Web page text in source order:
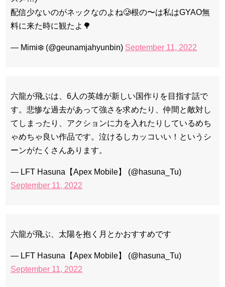
配信少ないのがネックなのよね🥲根の〜は私はGYAO無
料に来た時に観たよ🌳
— Mimi❄️ (@geunamjahyunbin) September 11, 2022
六龍が飛ぶは、6人の英雄が新しい国作りを目指す話で
す。悲惨な過去があって強さを求めたり、仲間と敵対し
てしまったり、アクションに力を入れたりしているめち
ゃめちゃ良い作品です。泣けるしカッコいい！というシ
ーンがたくさんあります。
— LFT Hasuna【Apex Mobile】 (@hasuna_Tu)
September 11, 2022
六龍が飛ぶ、太陽を抱く月とかおすすめです
— LFT Hasuna【Apex Mobile】 (@hasuna_Tu)
September 11, 2022